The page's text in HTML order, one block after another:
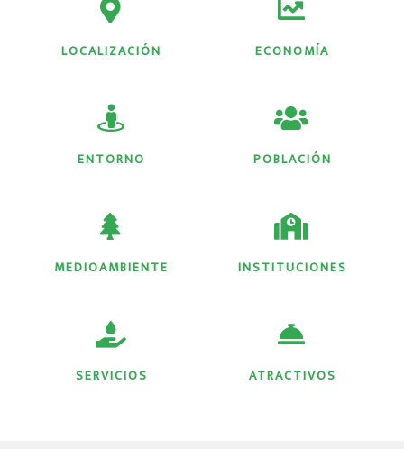
LOCALIZACIÓN ECONOMÍA
ENTORNO POBLACIÓN
MEDIOAMBIENTE INSTITUCIONES
SERVICIOS ATRACTIVOS